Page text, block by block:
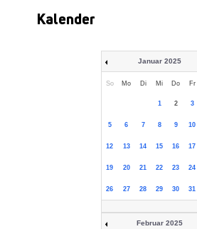
Kalender
Januar 2025
So Mo Di Mi Do Fr
1 2 3
5 6 7 8 9 10
12 13 14 15 16 17
19 20 21 22 23 24
26 27 28 29 30 31
Februar 2025